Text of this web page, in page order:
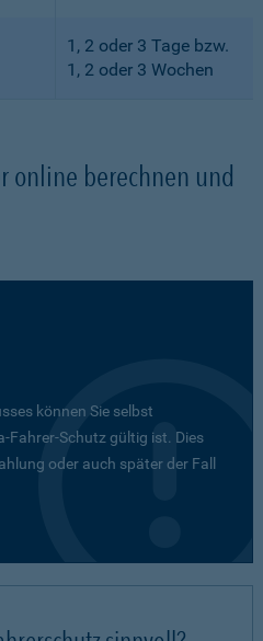
1, 2 oder 3 Tage bzw.
1, 2 oder 3 Wochen
online berechnen und
können Sie selbst
Fahrer-Schutz gültig ist. Dies
oder auch später der Fall